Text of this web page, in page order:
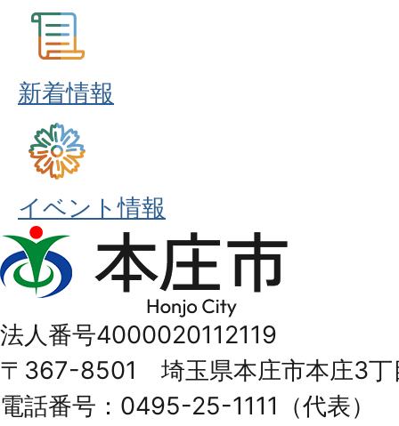
新着情報
イベント情報
本
庄
Honjo
City
法人番号4000020112119
〒367-8501 埼玉県本庄市本庄3丁
電話番号：0495-25-1111（代表）